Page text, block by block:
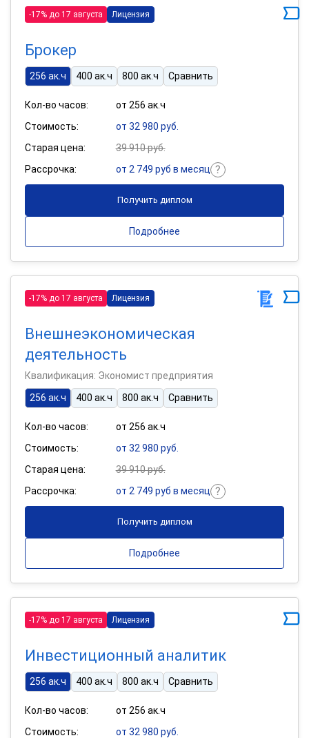
-17% до 17 августа Лицензия
Брокер
256 ак.ч 400 ак.ч 800 ак.ч Сравнить
Кол-во часов:
от 256 ак.ч
Стоимость:
от 32 980 руб.
Старая цена:
39 910 руб.
Рассрочка:
от 2 749 руб в месяц
Получить диплом
Подробнее
-17% до 17 августа Лицензия
Внешнеэкономическая
деятельность
Квалификация: Экономист предприятия
256 ак.ч
400 ак.ч 800 ак.ч Сравнить
Кол-во часов:
от 256 ак.ч
Стоимость:
от 32 980 руб.
Старая цена:
39 910 руб.
Рассрочка:
от 2 749 руб в месяц
Получить диплом
Подробнее
-17% до 17 августа Лицензия
Инвестиционный аналитик
256 ак.ч 400 ак.ч 800 ак.ч Сравнить
Кол-во часов:
от 256 ак.ч
Стоимость:
от 32 980 руб.